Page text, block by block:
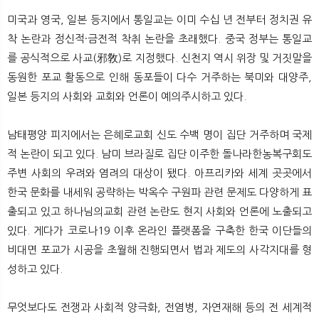
미국과 영국, 일본 등지에서 통일교는 이미 수십 년 전부터 정치권 유
착 논란과 정신적·금전적 착취 논란을 초래했다. 중국 정부는 통일교
를 공식적으로 사교(邪敎)로 지정했다. 신천지 역시 위장 및 거짓말을
동원한 포교 활동으로 인해 동포들이 다수 거주하는 북미와 대양주,
일본 등지의 사회와 교회와 언론이 예의주시하고 있다.
남태평양 피지에서는 은혜로교회 신도 수백 명이 집단 거주하며 국제
적 논란이 되고 있다. 남미 브라질로 집단 이주한 돌나라한농복구회도
주변 사회의 우려와 염려의 대상이 됐다. 아프리카와 세계 곳곳에서
한국 문화를 내세워 공략하는 박옥수 구원파 관련 문제도 다양하게 표
출되고 있고 하나님의교회 관련 논란도 현지 사회와 언론에 노출되고
있다. 게다가 코로나19 이후 온라인 플랫폼을 구축한 한국 이단들의
비대면 포교가 시공을 초월해 진행되면서 법과 제도의 사각지대를 형
성하고 있다.
무엇보다도 전쟁과 사회적 양극화, 전염병, 자연재해 등의 전 세계적